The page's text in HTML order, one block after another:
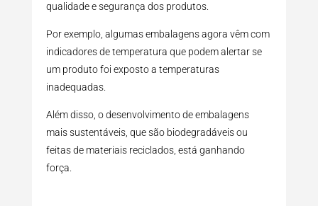
qualidade e segurança dos produtos.
Por exemplo, algumas embalagens agora vêm com
indicadores de temperatura que podem alertar se
um produto foi exposto a temperaturas
inadequadas.
Além disso, o desenvolvimento de embalagens
mais sustentáveis, que são biodegradáveis ou
feitas de materiais reciclados, está ganhando
força.